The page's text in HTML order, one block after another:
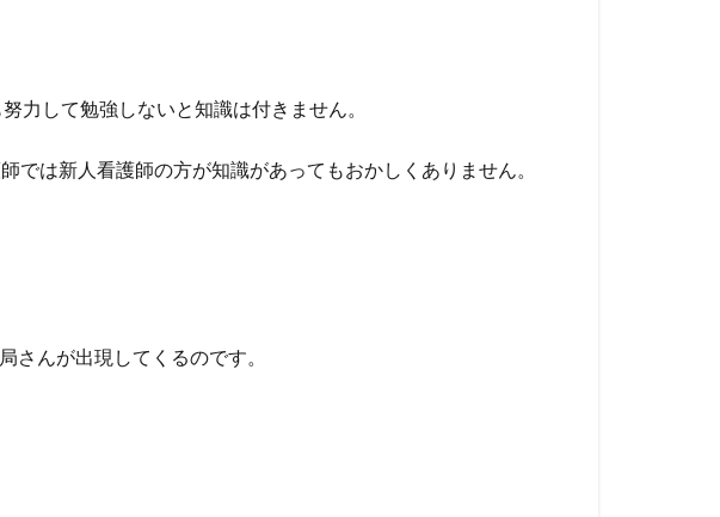
力して勉強しないと知識は付きません。
は新人看護師の方が知識があってもおかしくありません。
さんが出現してくるのです。